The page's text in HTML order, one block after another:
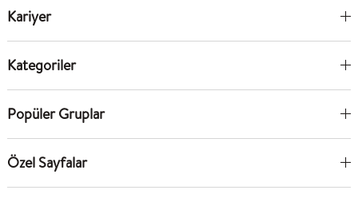
Kariyer
Kategoriler
Popüler Gruplar
Özel Sayfalar